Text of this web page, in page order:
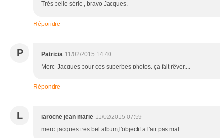
Très belle série , bravo Jacques.
Répondre
P Patricia 11/02/2015 14:40
Merci Jacques pour ces superbes photos. ça fait rêver....
Répondre
L laroche jean marie 11/02/2015 07:59
merci jacques tres bel album;l'objectif a l'air pas mal